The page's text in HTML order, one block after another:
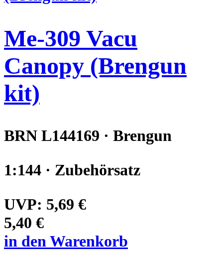
Me-309 Vacu
Canopy (Brengun
kit)
BRN L144169 · Brengun
1:144 · Zubehörsatz
UVP: 5,69 €
5,40 €
in den Warenkorb